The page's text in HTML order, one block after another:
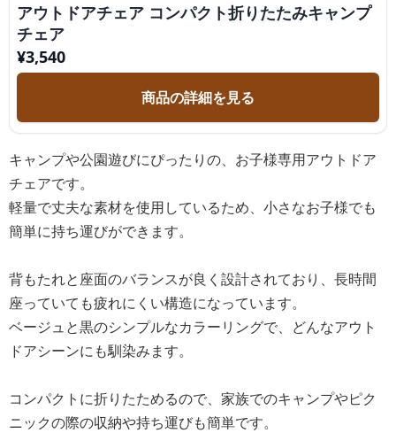
アウトドアチェア コンパクト折りたたみキャンプ
チェア
¥3,540
商品の詳細を見る
キャンプや公園遊びにぴったりの、お子様専用アウトドア
チェアです。
軽量で丈夫な素材を使用しているため、小さなお子様でも
簡単に持ち運びができます。
背もたれと座面のバランスが良く設計されており、長時間
座っていても疲れにくい構造になっています。
ベージュと黒のシンプルなカラーリングで、どんなアウト
ドアシーンにも馴染みます。
コンパクトに折りたためるので、家族でのキャンプやピク
ニックの際の収納や持ち運びも簡単です。